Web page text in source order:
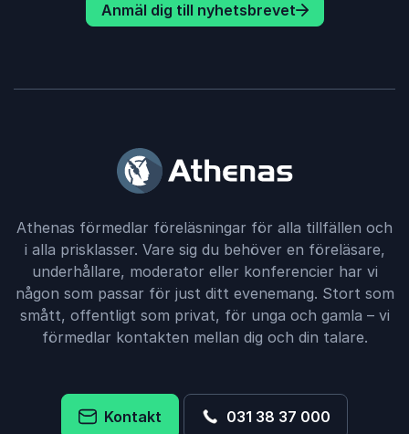
Anmäl dig till nyhetsbrevet
Athenas förmedlar föreläsningar för alla tillfällen och
i alla prisklasser. Vare sig du behöver en föreläsare,
underhållare, moderator eller konferencier har vi
någon som passar för just ditt evenemang. Stort som
smått, offentligt som privat, för unga och gamla – vi
förmedlar kontakten mellan dig och din talare.
Kontakt 031 38 37 000